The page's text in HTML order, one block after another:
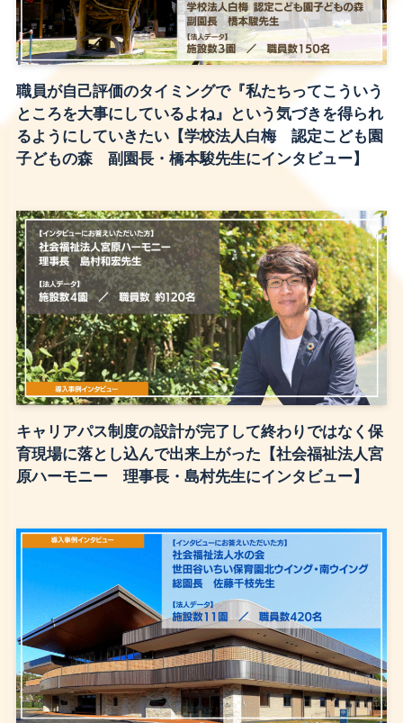
職員が自己評価のタイミングで『私たちってこういう
ところを大事にしているよね』という気づきを得られ
るようにしていきたい【学校法人白梅 認定こども園
子どもの森 副園長・橋本駿先生にインタビュー】
キャリアパス制度の設計が完了して終わりではなく保
育現場に落とし込んで出来上がった【社会福祉法人宮
原ハーモニー 理事長・島村先生にインタビュー】